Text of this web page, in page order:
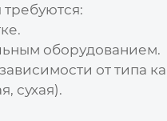
требуются:
оборудованием.
от типа
сухая).